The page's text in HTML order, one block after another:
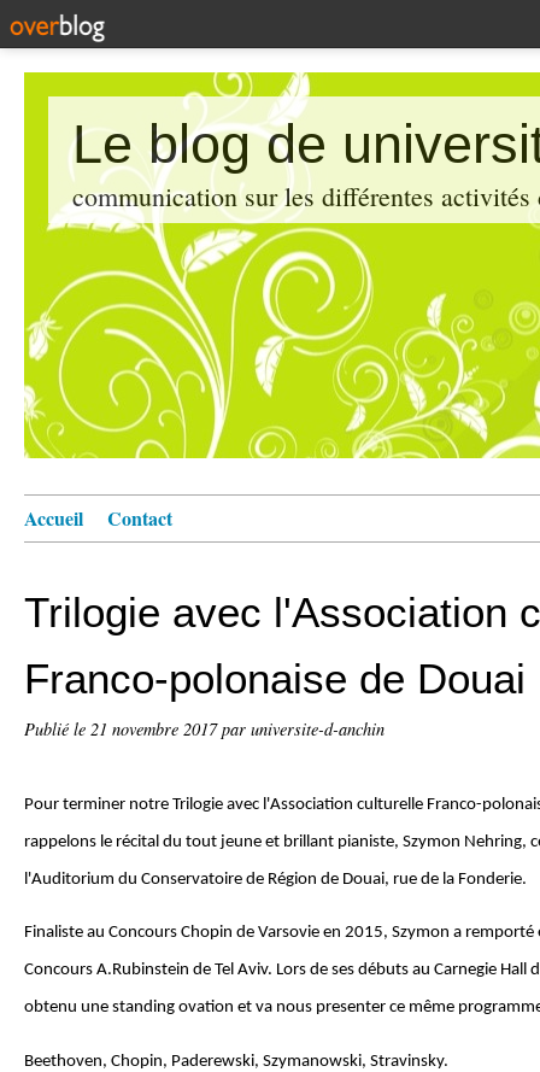
Le blog de
communication sur les différentes
Accueil Contact
Trilogie avec l'Association
Franco-polonaise de Douai
Publié le 21 novembre 2017par universite-d-anchin
Pour terminer notre Trilogie avec l'Association culturelle Franco-
rappelons le récital du tout jeune et brillant pianiste, Szymon Nehring,
l'Auditorium du Conservatoire de Région de Douai, rue de la Fonderie.
Finaliste au Concours Chopin de Varsovie en 2015, Szymon a
Concours A.Rubinstein de Tel Aviv. Lors de ses débuts au Carnegie Hall
obtenu une standing ovation et va nous presenter ce même
Beethoven, Chopin, Paderewski, Szymanowski, Stravinsky.